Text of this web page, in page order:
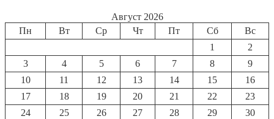
Август 2026
Пн
Вт Ср Чт Пт Сб
Вс
1
2
3
4 5 6 7 8
9
10
11 12 13 14 15
16
17
18 19 20 21 22
23
24
25 26 27 28 29
30